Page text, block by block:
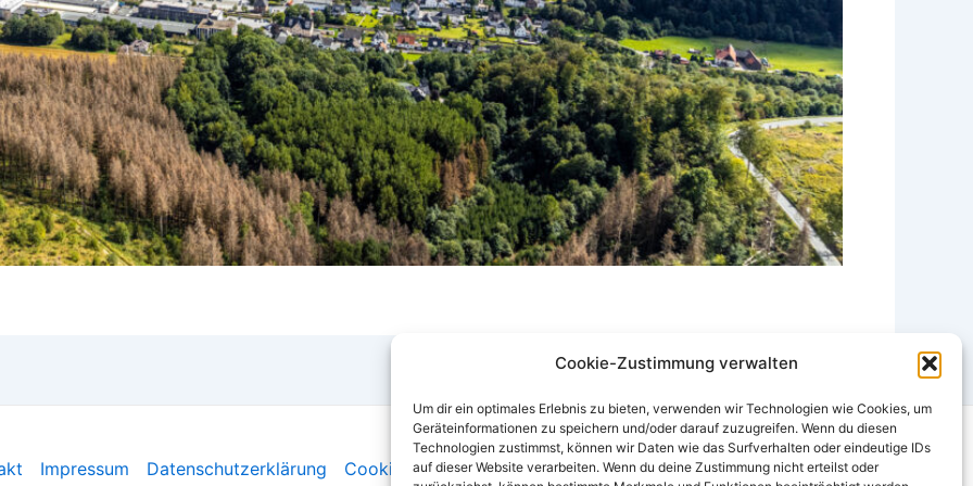
Cookie-Zustimmung verwalten
Um dir ein optimales Erlebnis zu bieten, verwenden wir Technologien wie Cookies, um
Geräteinformationen zu speichern und/oder darauf zuzugreifen. Wenn du diesen
Technologien zustimmst, können wir Daten wie das Surfverhalten oder eindeutige IDs
auf dieser Website verarbeiten. Wenn du deine Zustimmung nicht erteilst oder
Impressum Datenschutzerklärung Cookie-Richtlinie (EU)